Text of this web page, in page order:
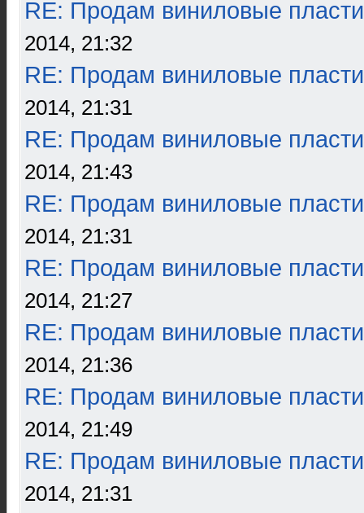
RE: Продам виниловые
2014, 21:32
RE: Продам виниловые
2014, 21:31
RE: Продам виниловые
2014, 21:43
RE: Продам виниловые
2014, 21:31
RE: Продам виниловые
2014, 21:27
RE: Продам виниловые
2014, 21:36
RE: Продам виниловые
2014, 21:49
RE: Продам виниловые
2014, 21:31